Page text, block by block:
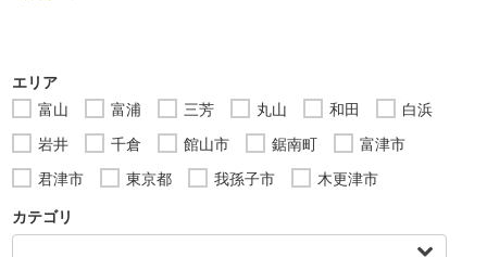
エリア
富山
富浦 三芳 丸山 和田
白浜
岩井
千倉 館山市 鋸南町
富津市
君津市
東京都 我孫子市 木更津市
カテゴリ